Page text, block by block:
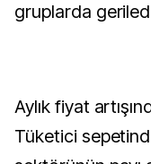
gruplarda
Aylık fiyat
Tüketici